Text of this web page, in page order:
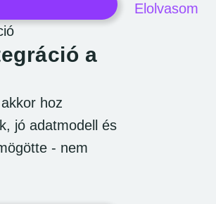
a
hoz
jó adatmodell és
- nem
Elolvasom